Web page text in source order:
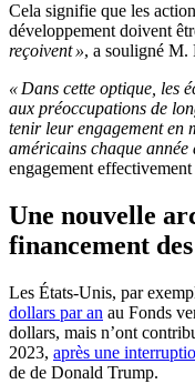
Cela signifie que les
développement doivent
reçoivent », a souligné M.
« Dans cette optique, les
aux préoccupations de
tenir leur engagement en
américains chaque
engagement
Une nouvelle
financement
Les États-Unis, par
dollars par an au Fonds
dollars, mais n’ont
2023, après une
de de Donald Trump.